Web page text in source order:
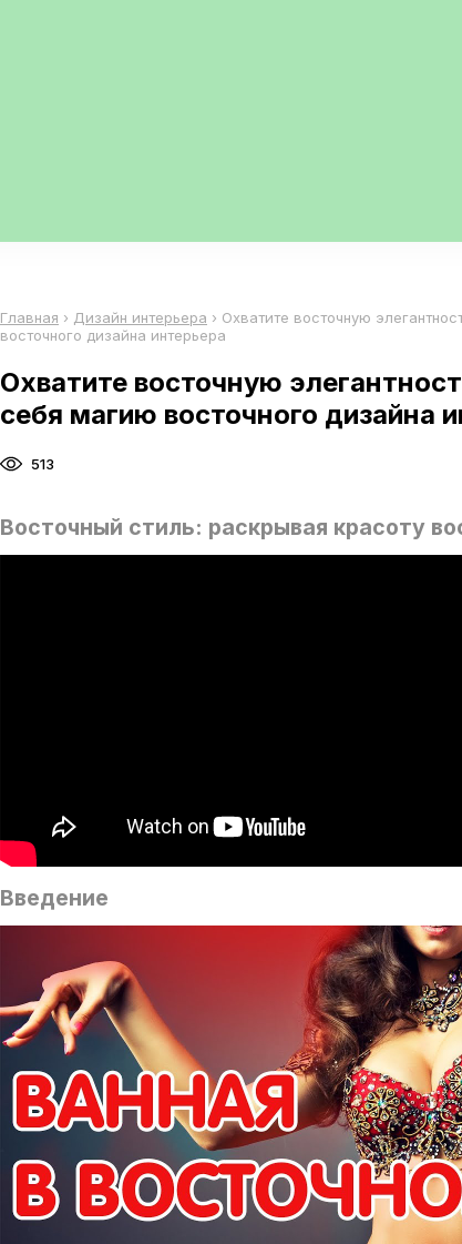
Главная › Дизайн интерьера › Охватите восточную
восточного дизайна интерьера
Охватите восточную
себя магию восточного дизайна
513
Восточный стиль: раскрывая красоту
Введение